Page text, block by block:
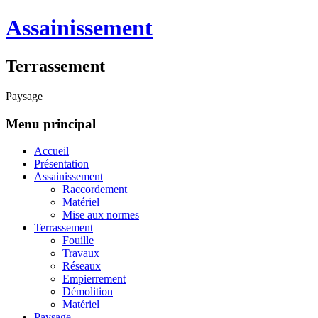
Assainissement
Terrassement
Paysage
Menu principal
Accueil
Présentation
Assainissement
Raccordement
Matériel
Mise aux normes
Terrassement
Fouille
Travaux
Réseaux
Empierrement
Démolition
Matériel